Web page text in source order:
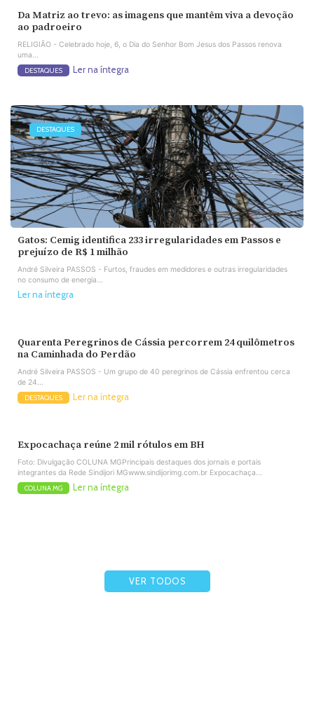
Da Matriz ao trevo: as imagens que mantêm viva a devoção
ao padroeiro
RELIGIÃO - Celebrado hoje, 6, o Dia do Senhor Bom Jesus dos Passos renova
uma...
DESTAQUES Ler na íntegra
DESTAQUES
Gatos: Cemig identifica 233 irregularidades em Passos e
prejuízo de R$ 1 milhão
André Silveira PASSOS - Furtos, fraudes em medidores e outras irregularidades
no consumo de energia...
Ler na íntegra
Quarenta Peregrinos de Cássia percorrem 24 quilômetros
na Caminhada do Perdão
André Silveira PASSOS - Um grupo de 40 peregrinos de Cássia enfrentou cerca
de 24...
DESTAQUES Ler na íntegra
Expocachaça reúne 2 mil rótulos em BH
Foto: Divulgação COLUNA MGPrincipais destaques dos jornais e portais
integrantes da Rede Sindijori MGwww.sindijorimg.com.br Expocachaça...
COLUNA MG Ler na íntegra
VER TODOS